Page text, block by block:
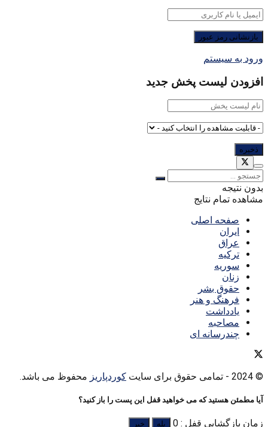
ورود به سیستم
افزودن لیست پخش جدید
بدون نتیجه
مشاهده تمام نتایج
صفحه اصلی
ایران
عراق
ترکیه
سوریه
زنان
حقوق بشر
فرهنگ و هنر
یادداشت
مصاحبه
چندرسانه ای
© 2024 - تمامی حقوق برای سایت کوردپاریز محفوظ می باشد.
آیا مطمئن هستید که می خواهید قفل این پست را باز کنید؟
زمان بازگشایی قفل : 0 بله خیر